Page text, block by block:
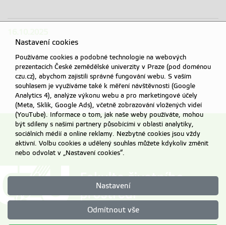
Nastavení cookies
Používáme cookies a podobné technologie na webových
prezentacích České zemědělské univerzity v Praze (pod doménou
czu.cz), abychom zajistili správné fungování webu. S vaším
souhlasem je využíváme také k měření návštěvnosti (Google
Analytics 4), analýze výkonu webu a pro marketingové účely
(Meta, Sklik, Google Ads), včetně zobrazování vložených videí
(YouTube). Informace o tom, jak naše weby používáte, mohou
být sdíleny s našimi partnery působícími v oblasti analytiky,
sociálních médií a online reklamy. Nezbytné cookies jsou vždy
aktivní. Volbu cookies a udělený souhlas můžete kdykoliv změnit
nebo odvolat v „Nastavení cookies“.
Nastavení
Odmítnout vše